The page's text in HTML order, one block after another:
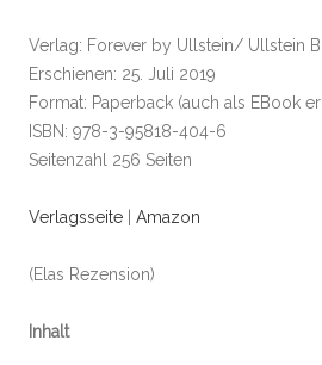
Verlag: Forever by Ullstein/ Ullstein
Erschienen: 25. Juli 2019
Format: Paperback (auch als EBook
ISBN: 978-3-95818-404-6
Seitenzahl 256 Seiten
Verlagsseite Amazon
(Elas Rezension)
Inhalt